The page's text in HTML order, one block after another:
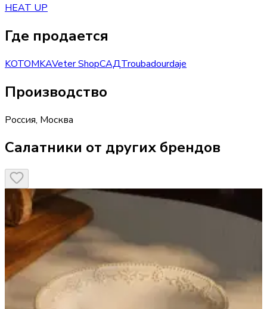
HEAT UP
Где продается
KOTOMKAVeter ShopСАДTroubadourdaje
Производство
Россия, Москва
Салатники от других брендов